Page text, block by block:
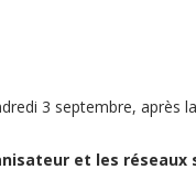
3 septembre, après
et les réseaux